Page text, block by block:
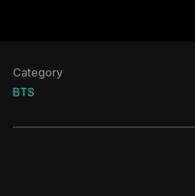
Category
BTS